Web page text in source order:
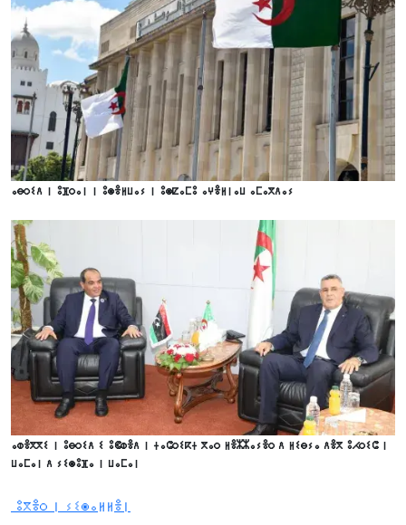
ⴰⴱⵔⵉⴷ ⵏ ⵓⴼⵔⴰⵏ ⵏ ⵓⵙⴻⵍⵡⴰⵢ ⵏ ⵓⵙⵇⴰⵎⵓ ⴰⵖⴻⵍⵏⴰⵡ ⴰⵎⴰⴳⴷⴰⵢ
ⴰⵀⴻⴳⴳⵉ ⵏ ⵓⴱⵔⵉⴷ ⵉ ⵓⵞⵀⴻⴷ ⵏ ⵜⴰⵛⵔⵉⴽⵜ ⴳⴰⵔ ⵍⴻⵣⵣⴰⵢⴻⵔ ⴷ ⵍⵉⴱⵢⴰ ⴷⴻⴳ ⵓⵃⵔⵉⵛ ⵏ
ⵡⴰⵎⴰⵏ ⴷ ⵢⵉⵙⵓⴼⴰ ⵏ ⵡⴰⵎⴰⵏ
ⵓⴳⴻⵔ ⵏ ⵢⵉⵙⴰⵍⵍⴻⵏ